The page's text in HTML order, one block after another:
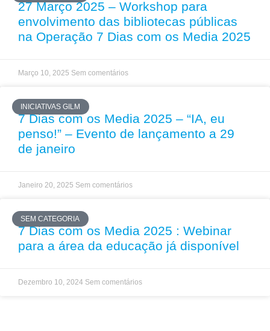
27 Março 2025 – Workshop para
envolvimento das bibliotecas públicas
na Operação 7 Dias com os Media 2025
Março 10, 2025 Sem comentários
INICIATIVAS GILM
7 Dias com os Media 2025 – “IA, eu
penso!” – Evento de lançamento a 29
de janeiro
Janeiro 20, 2025 Sem comentários
SEM CATEGORIA
7 Dias com os Media 2025 : Webinar
para a área da educação já disponível
Dezembro 10, 2024 Sem comentários